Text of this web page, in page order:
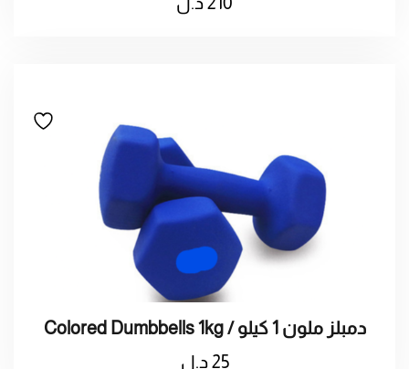
Colored Dumbbells 1kg / دمبلز ملون 1 كيلو
25 د.ل